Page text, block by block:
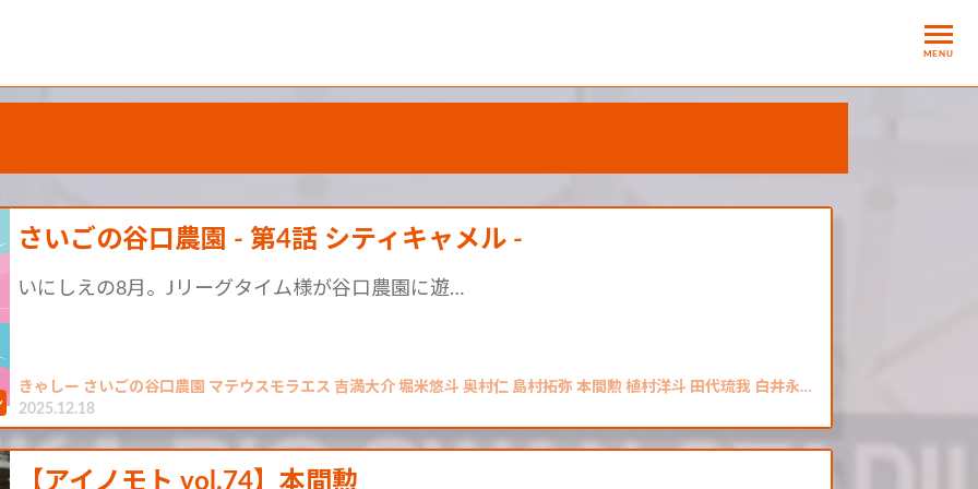
MENU
さいごの谷口農園 - 第4話 シティキャメル -
いにしえの8月。Jリーグタイム様が谷口農園に遊…
きゃしー さいごの谷口農園 マテウスモラエス 吉満大介 堀米悠斗 奥村仁 島村拓弥 本間勲 植村洋斗 田代琉我 白井永…
2025.12.18
【アイノモト vol.74】本間勲